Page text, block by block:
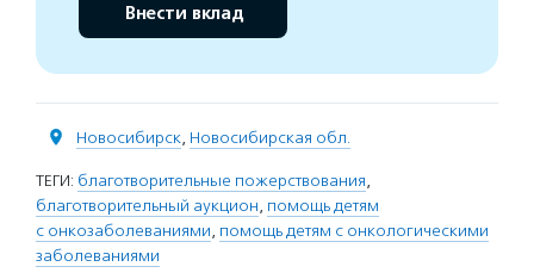
Внести вклад
Новосибирск, Новосибирская обл.
ТЕГИ: благотворительные пожерствования,
благотворительный аукцион, помощь детям
с онкозаболеваниями, помощь детям с онкологическими
заболеваниями